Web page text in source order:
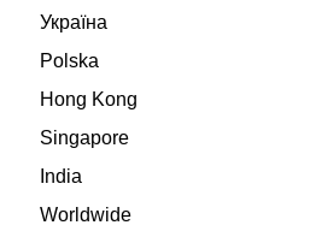
Україна
Polska
Hong Kong
Singapore
India
Worldwide